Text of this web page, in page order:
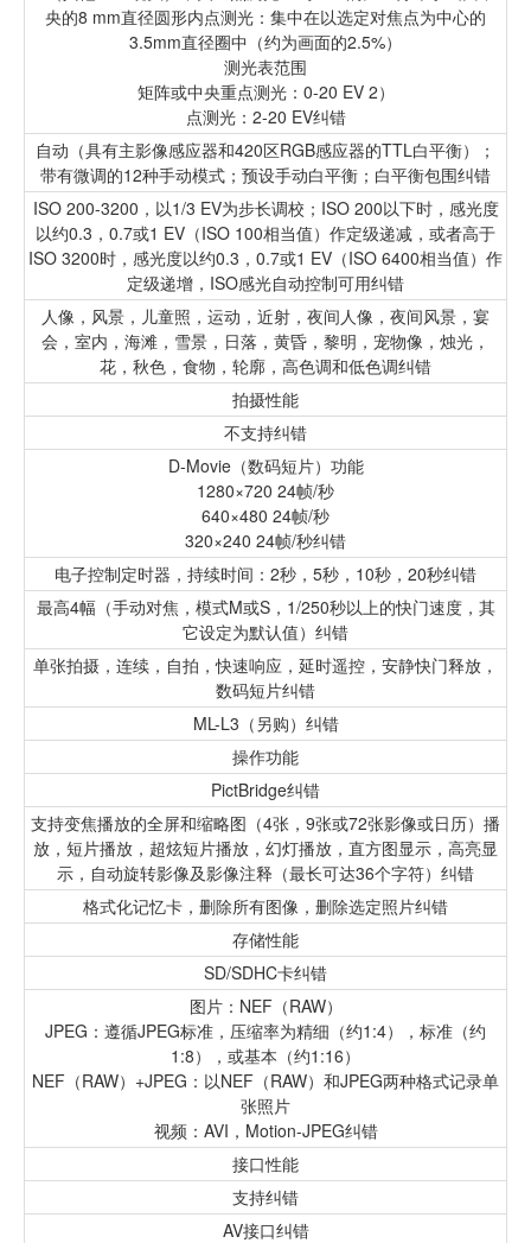
央的8 mm直径圆形内点测光：集中在以选定对焦点为中心的
3.5mm直径圈中（约为画面的2.5%）
测光表范围
矩阵或中央重点测光：0-20 EV 2）
点测光：2-20 EV纠错
自动（具有主影像感应器和420区RGB感应器的TTL白平衡）；
带有微调的12种手动模式；预设手动白平衡；白平衡包围纠错
ISO 200-3200，以1/3 EV为步长调校；ISO 200以下时，感光度
以约0.3，0.7或1 EV（ISO 100相当值）作定级递减，或者高于
ISO 3200时，感光度以约0.3，0.7或1 EV（ISO 6400相当值）作
定级递增，ISO感光自动控制可用纠错
人像，风景，儿童照，运动，近射，夜间人像，夜间风景，宴
会，室内，海滩，雪景，日落，黄昏，黎明，宠物像，烛光，
花，秋色，食物，轮廓，高色调和低色调纠错
拍摄性能
不支持纠错
D-Movie（数码短片）功能
1280×720 24帧/秒
640×480 24帧/秒
320×240 24帧/秒纠错
电子控制定时器，持续时间：2秒，5秒，10秒，20秒纠错
最高4幅（手动对焦，模式M或S，1/250秒以上的快门速度，其
它设定为默认值）纠错
单张拍摄，连续，自拍，快速响应，延时遥控，安静快门释放，
数码短片纠错
ML-L3（另购）纠错
操作功能
PictBridge纠错
支持变焦播放的全屏和缩略图（4张，9张或72张影像或日历）播
放，短片播放，超炫短片播放，幻灯播放，直方图显示，高亮显
示，自动旋转影像及影像注释（最长可达36个字符）纠错
格式化记忆卡，删除所有图像，删除选定照片纠错
存储性能
SD/SDHC卡纠错
图片：NEF（RAW）
JPEG：遵循JPEG标准，压缩率为精细（约1:4），标准（约
1:8），或基本（约1:16）
NEF（RAW）+JPEG：以NEF（RAW）和JPEG两种格式记录单
张照片
视频：AVI，Motion-JPEG纠错
接口性能
支持纠错
AV接口纠错